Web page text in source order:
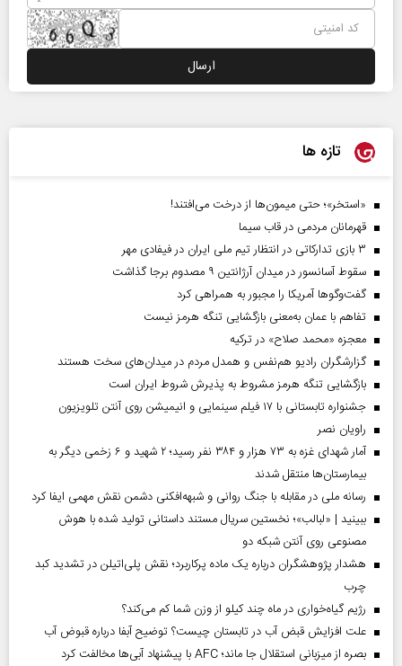
تازه ها
«استخر»‌‌؛ حتی میمون‌ها از درخت می‌افتند!
قهرمانان مردمی در قاب سیما
۳ بازی تدارکاتی در انتظار تیم ملی ایران در فیفادی مهر
سقوط آسانسور در میدان آرژانتین ۹ مصدوم برجا گذاشت
گفت‌وگوها آمریکا را مجبور به همراهی کرد
تفاهم با عمان به‌معنی بازگشایی تنگه هرمز نیست
معجزه «محمد صلاح» در ترکیه
گزارشگران رادیو هم‌نفس و همدل مردم در میدان‌های سخت هستند
بازگشایی تنگه هرمز مشروط به پذیرش شروط ایران است
جشنواره تابستانی با ۱۷ فیلم سینمایی و انیمیشن روی آنتن تلویزیون
راویان نصر
آمار شهدای غزه به ۷۳ هزار و ۳۸۴ نفر رسید؛ ۲ شهید و ۶ زخمی دیگر به
بیمارستان‌ها منتقل شدند
رسانه ملی در مقابله با جنگ روانی و شبهه‌افکنی دشمن نقش مهمی ایفا کرد
ببینید | «لبالب»؛ نخستین سریال مستند داستانی تولید شده با هوش
مصنوعی روی آنتن شبکه دو
هشدار پژوهشگران درباره یک ماده پرکاربرد؛ نقش پلی‌اتیلن در تشدید کبد
چرب
رژیم گیاه‌خواری در ماه چند کیلو از وزن شما کم می‌کند؟
علت افزایش قبض آب در تابستان چیست؟ توضیح آبفا درباره قبوض آب
بصره از میزبانی استقلال جا ماند؛ AFC با پیشنهاد آبی‌ها مخالفت کرد